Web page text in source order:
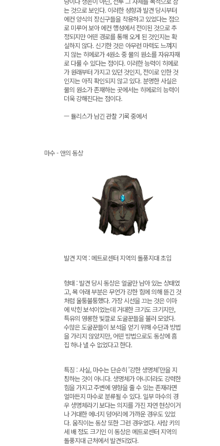
는 것으로 보인다. 이러한 성향과 발견 당시부터
에컨 양식의 장신구들을 착용하고 있었다는 점으
로 미루어 보아 에컨 행성에서 전이된 것으로 추
정되지만 어떤 경로를 통해 오게 된 것인지는 확
실하지 않다. 신기한 것은 아무런 마력도 느껴지
지 않는 히에로가 4원소 중 물의 원소를 자유자재
로 다룰 수 있다는 점이다. 이러한 능력이 히에로
가 원래부터 가지고 있던 것인지, 전이로 인한 것
인지는 아직 확인되지 않고 있다. 분명한 사실은
물의 원소가 존재하는 곳에서는 히에로의 능력이
더욱 강해진다는 점이다.
ㅡ 듈리스가 남긴 관찰 기록 중에서
마수 - 앤의 동상
발견 지역 : 메트로센터 지역의 돌풍지대 초입
형태 : 발견 당시 동상은 얼굴만 남아 있는 상태였
고, 목 아래 부분은 무언가 강한 힘에 의해 뜯긴 것
처럼 울퉁불퉁했다. 가장 시선을 끄는 것은 이마
에 박힌 보석이었는데 거대한 크기도 크기지만,
특유의 영롱한 빛깔로 도굴꾼들을 불러 모았다.
수많은 도굴꾼들이 보석을 얻기 위해 수단과 방법
을 가리지 않았지만, 어떤 방법으로도 동상에 흠
집 하나 낼 수 없었다고 한다.
특징 : 사실, 마수는 단순히 '강한 생명체'만을 지
칭하는 것이 아니다. 생명체가 아니더라도 강력한
힘을 가지고 주변에 영향을 줄 수 있는 존재라면
얼마든지 마수로 분류될 수 있다. 일부 마수의 경
우 생명체라기 보다는 의지를 가진 자연 현상이거
나 거대한 에너지 덩어리에 가까운 경우도 있었
다. 움직이는 동상 또한 그런 경우였다. 사람 키의
세 배 정도 크기인 이 동상은 메트로센터 지역의
돌풍지대 근처에서 발견되었다.